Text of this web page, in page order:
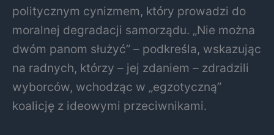
politycznym cynizmem, który prowadzi do
moralnej degradacji samorządu. „Nie można
dwóm panom służyć” – podkreśla, wskazując
na radnych, którzy – jej zdaniem – zdradzili
wyborców, wchodząc w „egzotyczną”
koalicję z ideowymi przeciwnikami.